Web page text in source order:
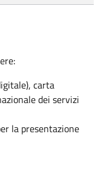
carta
dei servizi
la presentazione